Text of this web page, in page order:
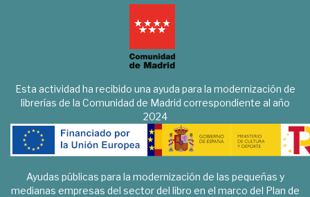
Esta actividad ha recibido una ayuda para la modernización de
librerías de la Comunidad de Madrid correspondiente al año
2024
Ayudas públicas para la modernización de las pequeñas y
medianas empresas del sector del libro en el marco del Plan de